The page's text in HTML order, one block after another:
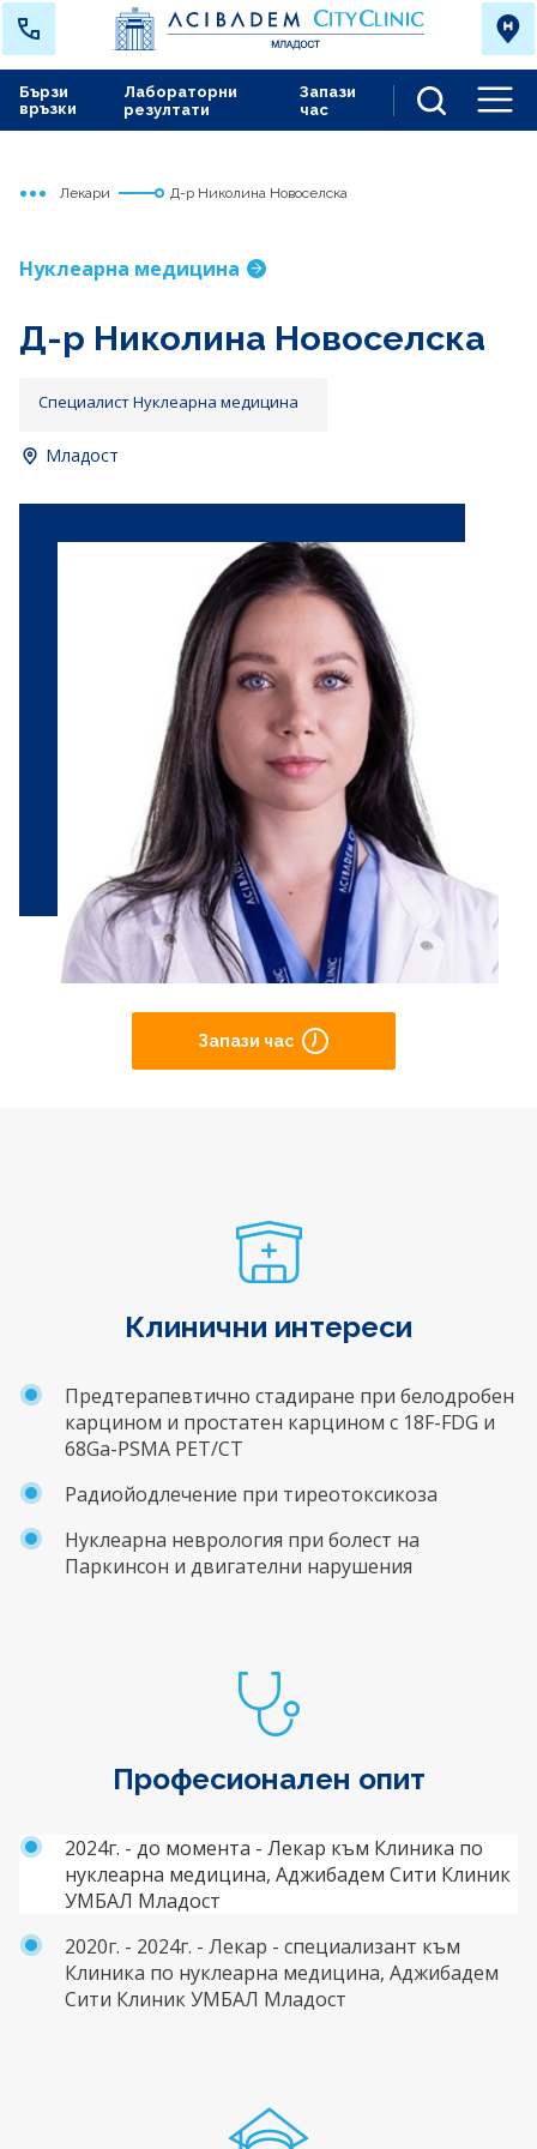
Лабораторни
резултати
Запази
час
Бързи
връзки
Начало
Младост
Лекари Д-р Николина Новоселска
Нуклеарна медицина
Д-р Николина Новоселска
Специалист Нуклеарна медицина
Младост
Запази час
Клинични интереси
Предтерапевтично стадиране при белодробен
карцином и простатен карцином с 18F-FDG и
68Ga-PSMA PET/CT
Радиойодлечение при тиреотоксикоза
Нуклеарна неврология при болест на
Паркинсон и двигателни нарушения
Професионален опит
2024г. - до момента - Лекар към Клиника по
нуклеарна медицина, Аджибадем Сити Клиник
УМБАЛ Младост
2020г. - 2024г. - Лекар - специализант към
Клиника по нуклеарна медицина, Аджибадем
Сити Клиник УМБАЛ Младост